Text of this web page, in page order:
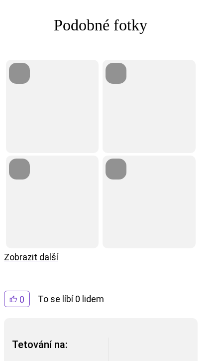
0 To se líbí 0 lidem
Tetování na:
Podobné fotky
Zobrazit další